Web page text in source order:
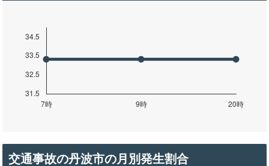
交通事故の丹波市の月別発生割合